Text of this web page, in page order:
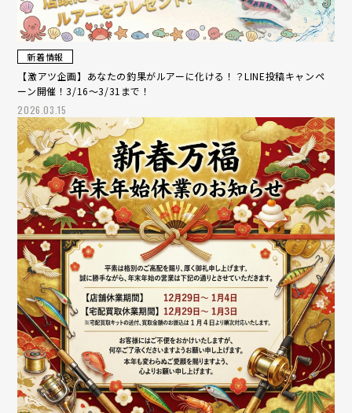
新着情報
【激アツ企画】あなたの釣果がルアーに化ける！？LINE投稿キャンペ
ーン開催！3/16～3/31まで！
2026.03.15